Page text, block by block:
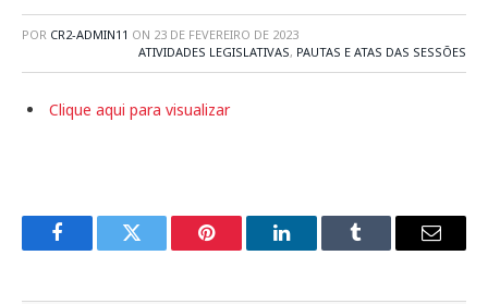
POR CR2-ADMIN11 ON 23 DE FEVEREIRO DE 2023
ATIVIDADES LEGISLATIVAS, PAUTAS E ATAS DAS SESSÕES
Clique aqui para visualizar
FacebookTwitter Pinterest LinkedInTumblr
E-